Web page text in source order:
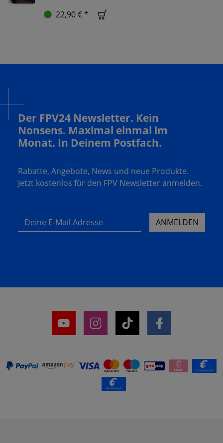
22,90 € *
Der FPV24 Newsletter. Kein
Nonsens. Maximal einmal im
Monat. In Deinem Postfach.
Rabatte, Angebote, News und neue Produkte.
Jetzt kostenlos für den FPV Newsletter anmelden.
Deine E-Mail Adresse ANMELDEN